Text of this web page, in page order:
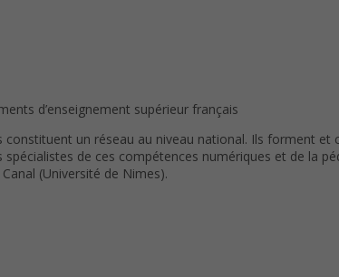
d’enseignement supérieur français
un réseau au niveau national. Ils forment
de ces compétences numériques et de la
(Université de Nimes).